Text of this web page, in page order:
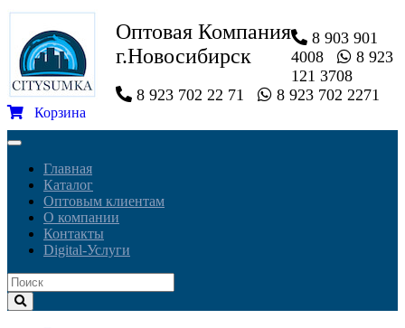
Оптовая Компания
г.Новосибирск
8 903 901
4008
8 923
121 3708
8 923 702 22 71
8 923 702 2271
Корзина
Toggle
navigationГлавная
Каталог
Оптовым клиентам
О компании
Контакты
Digital-Услуги